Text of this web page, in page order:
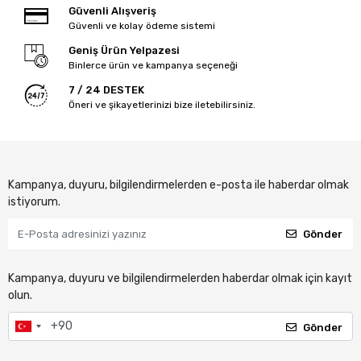
Güvenli Alışveriş
Güvenli ve kolay ödeme sistemi
Geniş Ürün Yelpazesi
Binlerce ürün ve kampanya seçeneği
7 / 24 DESTEK
Öneri ve şikayetlerinizi bize iletebilirsiniz.
Kampanya, duyuru, bilgilendirmelerden e-posta ile haberdar olmak
istiyorum.
Gönder
Kampanya, duyuru ve bilgilendirmelerden haberdar olmak için kayıt
olun.
Gönder